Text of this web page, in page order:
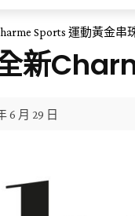
Sports 運動黃金串
新
6 月 29 日